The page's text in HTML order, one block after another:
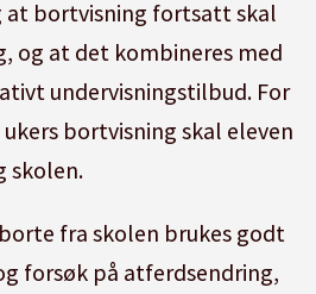
bortvisning fortsatt skal
og at det kombineres med
undervisningstilbud. For
bortvisning skal eleven
skolen.
fra skolen brukes godt
forsøk på atferdsendring,